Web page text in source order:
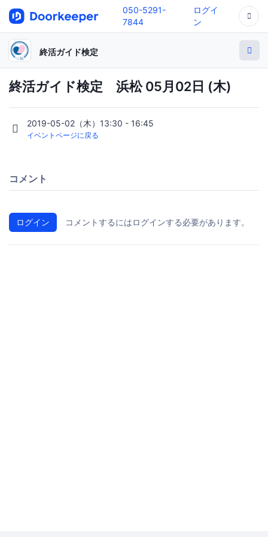
050-5291-
7844
ログイ
ン
終活ガイド検定
終活ガイド検定 浜松 05月02日 (木)
2019-05-02（木）13:30 - 16:45
イベントページに戻る
コメント
ログイン コメントするにはログインする必要があります。